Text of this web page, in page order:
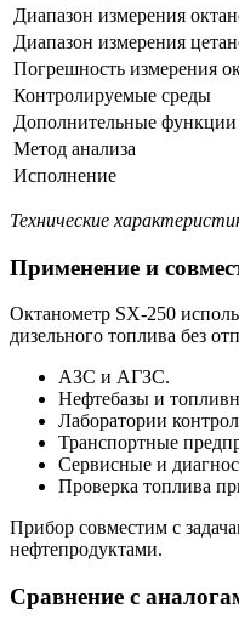
Диапазон измерения
Диапазон измерения
Погрешность измерения
Контролируемые среды
Дополнительные функции
Метод анализа
Исполнение
Технические
Применение и
Октанометр SX-250
дизельного топлива без
АЗС и АГЗС.
Нефтебазы и
Лаборатории
Транспортные
Сервисные и
Проверка топлива
Прибор совместим с
нефтепродуктами.
Сравнение с